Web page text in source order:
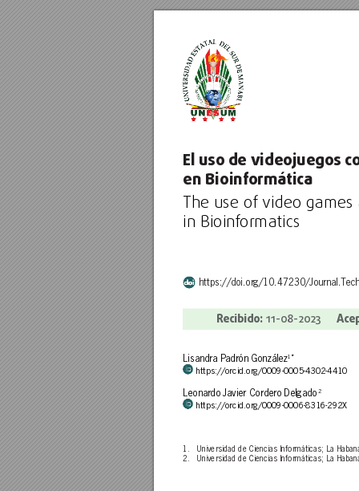
El uso de videojuegos c
en Bioinformática
https://doi.org/10.47230/Journal.T
he use of video games
in Bioinformatics
Recibido: 11-08-2023
Lisandra Padrón González1 *
https://orcid.org/0009-0005-4302-4410
Leonardo Javier Cordero Delgado 2
https://orcid.org/0009-0006-8316-292X
1.
Universidad de Ciencias Informáticas; La
2.
Universidad de Ciencias Informáticas; La